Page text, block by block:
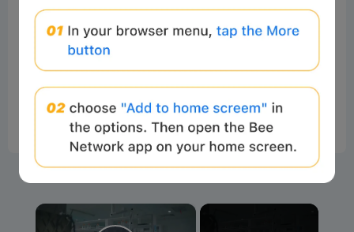
No comments
×